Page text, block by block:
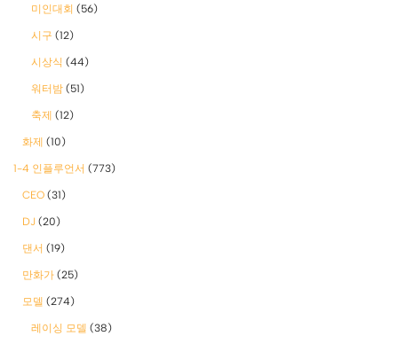
미인대회 (56)
시구 (12)
시상식 (44)
워터밤 (51)
축제 (12)
화제 (10)
1-4 인플루언서 (773)
CEO (31)
DJ (20)
댄서 (19)
만화가 (25)
모델 (274)
레이싱 모델 (38)